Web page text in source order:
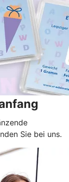
Sie bei uns.